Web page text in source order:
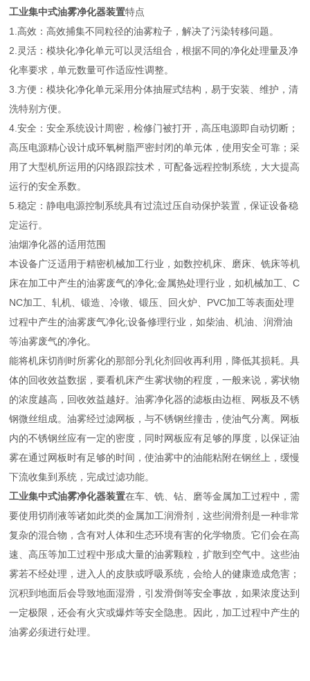
工业集中式油雾净化器装置特点
1.高效：高效捕集不同粒径的油雾粒子，解决了污染转移问题。
2.灵活：模块化净化单元可以灵活组合，根据不同的净化处理量及净
化率要求，单元数量可作适应性调整。
3.方便：模块化净化单元采用分体抽屉式结构，易于安装、维护，清
洗特别方便。
4.安全：安全系统设计周密，检修门被打开，高压电源即自动切断；
高压电源精心设计成环氧树脂严密封闭的单元体，使用安全可靠；采
用了大型机所运用的闪络跟踪技术，可配备远程控制系统，大大提高
运行的安全系数。
5.稳定：静电电源控制系统具有过流过压自动保护装置，保证设备稳
定运行。
油烟净化器的适用范围
本设备广泛适用于精密机械加工行业，如数控机床、磨床、铣床等机
床在加工中产生的油雾废气的净化;金属热处理行业，如机械加工、C
NC加工、轧机、锻造、冷镦、锻压、回火炉、PVC加工等表面处理
过程中产生的油雾废气净化;设备修理行业，如柴油、机油、润滑油
等油雾废气的净化。
能将机床切削时所雾化的那部分乳化剂回收再利用，降低其损耗。具
体的回收效益数据，要看机床产生雾状物的程度，一般来说，雾状物
的浓度越高，回收效益越好。油雾净化器的滤板由边框、网板及不锈
钢微丝组成。油雾经过滤网板，与不锈钢丝撞击，使油气分离。网板
内的不锈钢丝应有一定的密度，同时网板应有足够的厚度，以保证油
雾在通过网板时有足够的时间，使油雾中的油能粘附在钢丝上，缓慢
下流收集到系统，完成过滤功能。
工业集中式油雾净化器装置在车、铣、钻、磨等金属加工过程中，需
要使用切削液等诸如此类的金属加工润滑剂，这些润滑剂是一种非常
复杂的混合物，含有对人体和生态环境有害的化学物质。它们会在高
速、高压等加工过程中形成大量的油雾颗粒，扩散到空气中。这些油
雾若不经处理，进入人的皮肤或呼吸系统，会给人的健康造成危害；
沉积到地面后会导致地面湿滑，引发滑倒等安全事故，如果浓度达到
一定极限，还会有火灾或爆炸等安全隐患。因此，加工过程中产生的
油雾必须进行处理。